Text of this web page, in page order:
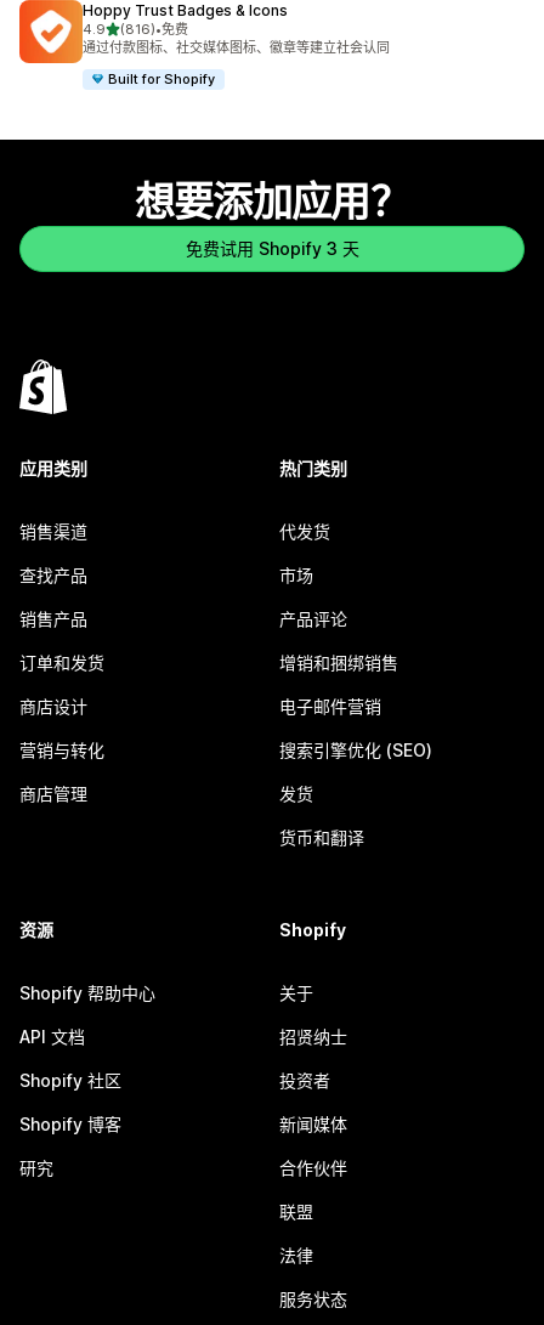
Hoppy Trust Badges & Icons
4.9星（满分 5 星）
(816)
总共 816 条评论
•免费
通过付款图标、社交媒体图标、徽章等建立社会认同
Built for Shopify
想要添加应用？
免费试用 Shopify 3 天
应用类别
销售渠道
查找产品
销售产品
订单和发货
商店设计
营销与转化
商店管理
热门类别
代发货
市场
产品评论
增销和捆绑销售
电子邮件营销
搜索引擎优化 (SEO)
发货
货币和翻译
资源
Shopify 帮助中心
API 文档
Shopify 社区
Shopify 博客
研究
Shopify
关于
招贤纳士
投资者
新闻媒体
合作伙伴
联盟
法律
服务状态